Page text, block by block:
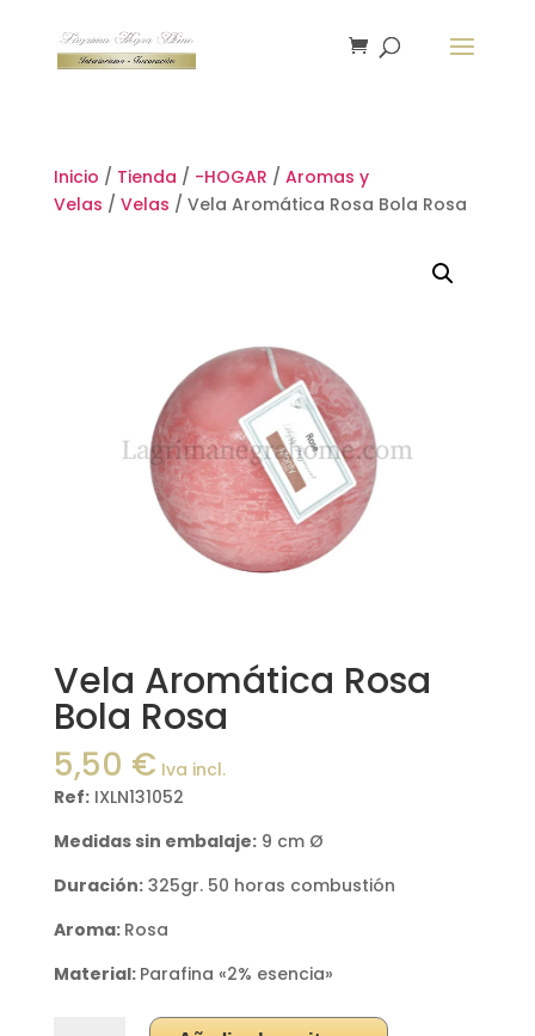
Inicio / Tienda / -HOGAR / Aromas y
Velas / Velas / Vela Aromática Rosa Bola Rosa
Vela Aromática Rosa
Bola Rosa
5,50 € Iva incl.
Ref:IXLN131052
Medidas sin embalaje:9 cm Ø
Duración:325gr. 50 horas combustión
Aroma: Rosa
Material: Parafina «2% esencia»